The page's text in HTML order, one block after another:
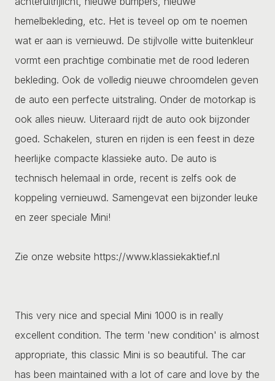
hemelbekleding, etc. Het is teveel op om te noemen
wat er aan is vernieuwd. De stijlvolle witte buitenkleur
vormt een prachtige combinatie met de rood lederen
bekleding. Ook de volledig nieuwe chroomdelen geven
de auto een perfecte uitstraling. Onder de motorkap is
ook alles nieuw. Uiteraard rijdt de auto ook bijzonder
goed. Schakelen, sturen en rijden is een feest in deze
heerlijke compacte klassieke auto. De auto is
technisch helemaal in orde, recent is zelfs ook de
koppeling vernieuwd. Samengevat een bijzonder leuke
en zeer speciale Mini!
Zie onze website https://www.klassiekaktief.nl
This very nice and special Mini 1000 is in really
excellent condition. The term 'new condition' is almost
appropriate, this classic Mini is so beautiful. The car
has been maintained with a lot of care and love by the